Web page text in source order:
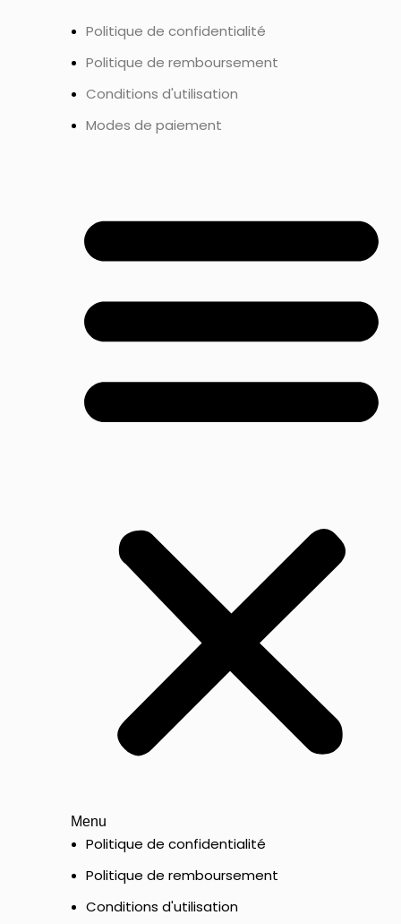
Politique de confidentialité
Politique de remboursement
Conditions d'utilisation
Modes de paiement
Menu
Politique de confidentialité
Politique de remboursement
Conditions d'utilisation